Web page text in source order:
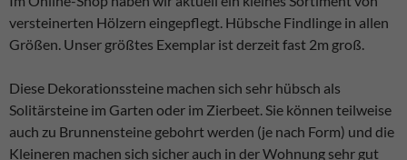
versteinerten Hölzern eingepflegt. Hübsche Findlinge in allen
Größen. Unser größtes Exemplar ist derzeit fast 2m groß.
Diese Dekorationssteine machen sich sehr hübsch als
Solitärsteine im Garten oder im Zierbeet. Sie können teilweise
auch zu Brunnensteine gebohrt werden (je nach Form) und die
Kleineren machen sich sicher auch in der Wohnung sehr gut